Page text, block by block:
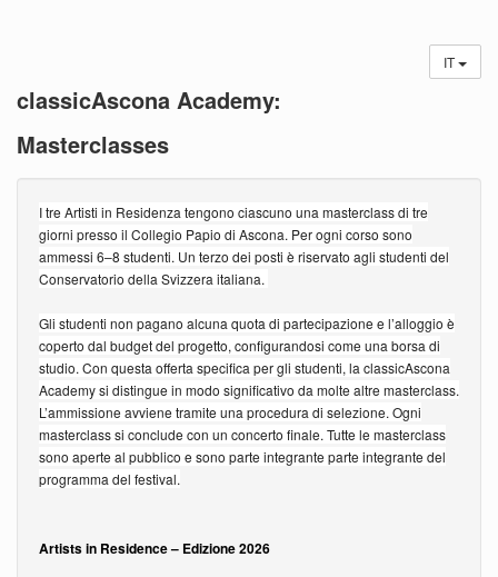
IT
classicAscona Academy:
Masterclasses
I tre Artisti in Residenza tengono ciascuno una masterclass di tre
giorni presso il Collegio Papio di Ascona. Per ogni corso sono
ammessi 6–8 studenti. Un terzo dei posti è riservato agli studenti del
Conservatorio della Svizzera italiana.
Gli studenti non pagano alcuna quota di partecipazione e l’alloggio è
coperto dal budget del progetto, configurandosi come una borsa di
studio. Con questa offerta specifica per gli studenti, la classicAscona
Academy si distingue in modo significativo da molte altre masterclass.
L’ammissione avviene tramite una procedura di selezione. Ogni
masterclass si conclude con un concerto finale. Tutte le masterclass
sono aperte al pubblico e sono parte integrante parte integrante del
programma del festival.
Artists in Residence – Edizione 2026